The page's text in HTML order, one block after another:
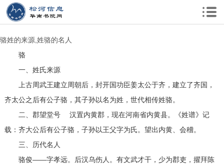
骆姓的来源,姓骆的名人
骆
一、姓氏来源
上古周武王建立周朝后，封开国功臣姜太公于齐，建立了齐国，
齐太公之后有公子骆，其子孙以名为姓，世代相传姓骆。
二、郡望堂号 汉置内黄郡，现在河南省内黄县。《姓谱》记
载：齐大公后有公子骆，子孙以王父字为氏。望出内黄、会稽。
三、历代名人
骆俊——字孝远。后汉乌伤人。有文武才干，少为郡吏，擢拜陈